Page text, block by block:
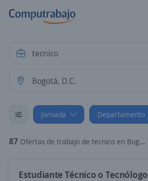
Jornada Departamento
87 Ofertas de trabajo de tecnico en Bogotá, D.C.: Beca/prácticas
Estudiante Técnico o Tecnólogo